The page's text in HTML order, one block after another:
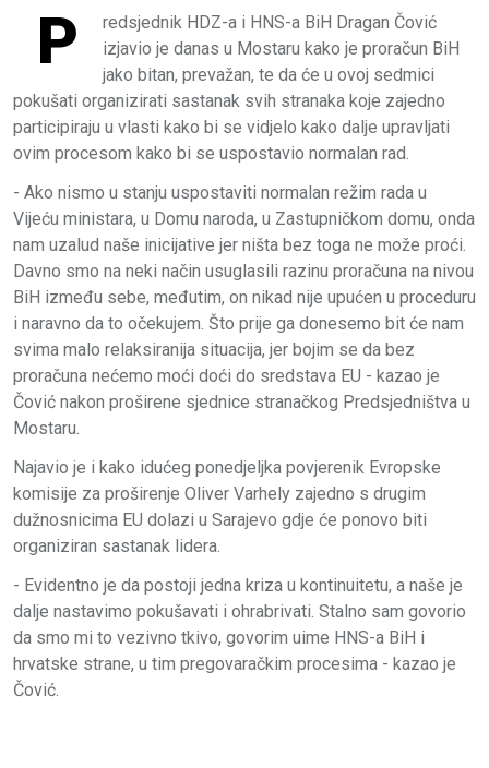
P
redsjednik HDZ-a i HNS-a BiH Dragan Čović
izjavio je danas u Mostaru kako je proračun BiH
jako bitan, prevažan, te da će u ovoj sedmici
pokušati organizirati sastanak svih stranaka koje zajedno
participiraju u vlasti kako bi se vidjelo kako dalje upravljati
ovim procesom kako bi se uspostavio normalan rad.
- Ako nismo u stanju uspostaviti normalan režim rada u
Vijeću ministara, u Domu naroda, u Zastupničkom domu, onda
nam uzalud naše inicijative jer ništa bez toga ne može proći.
Davno smo na neki način usuglasili razinu proračuna na nivou
BiH između sebe, međutim, on nikad nije upućen u proceduru
i naravno da to očekujem. Što prije ga donesemo bit će nam
svima malo relaksiranija situacija, jer bojim se da bez
proračuna nećemo moći doći do sredstava EU - kazao je
Čović nakon proširene sjednice stranačkog Predsjedništva u
Mostaru.
Najavio je i kako idućeg ponedjeljka povjerenik Evropske
komisije za proširenje Oliver Varhely zajedno s drugim
dužnosnicima EU dolazi u Sarajevo gdje će ponovo biti
organiziran sastanak lidera.
- Evidentno je da postoji jedna kriza u kontinuitetu, a naše je
dalje nastavimo pokušavati i ohrabrivati. Stalno sam govorio
da smo mi to vezivno tkivo, govorim uime HNS-a BiH i
hrvatske strane, u tim pregovaračkim procesima - kazao je
Čović.